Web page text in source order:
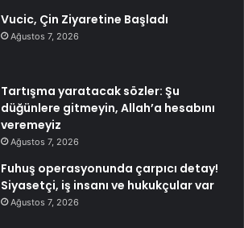
Vucic, Çin Ziyaretine Başladı
Ağustos 7, 2026
Tartışma yaratacak sözler: Şu
düğünlere gitmeyin, Allah’a hesabını
veremeyiz
Ağustos 7, 2026
Fuhuş operasyonunda çarpıcı detay!
Siyasetçi, iş insanı ve hukukçular var
Ağustos 7, 2026